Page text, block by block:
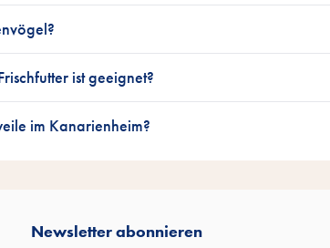
ist geeignet?
im Kanarienheim?
Newsletter abonnieren